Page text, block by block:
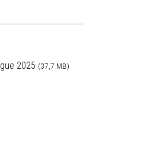
2025 (37,7 MB)